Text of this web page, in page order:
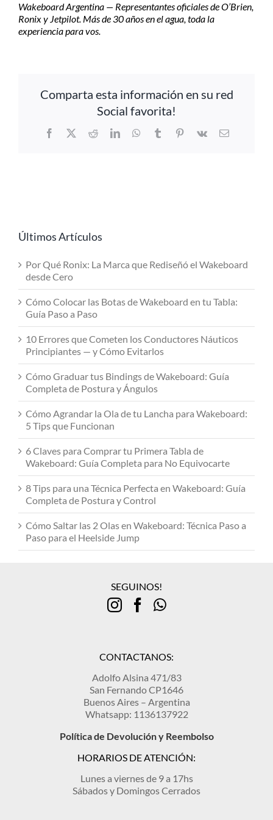
Wakeboard Argentina — Representantes oficiales de O’Brien,
Ronix y Jetpilot. Más de 30 años en el agua, toda la
experiencia para vos.
Comparta esta información en su red
Social favorita!
Facebook
X RedditLinkedInWhatsApp
TumblrPinterest
Vk Email
Últimos Artículos
Por Qué Ronix: La Marca que Rediseñó el Wakeboard
desde Cero
Cómo Colocar las Botas de Wakeboard en tu Tabla:
Guía Paso a Paso
10 Errores que Cometen los Conductores Náuticos
Principiantes — y Cómo Evitarlos
Cómo Graduar tus Bindings de Wakeboard: Guía
Completa de Postura y Ángulos
Cómo Agrandar la Ola de tu Lancha para Wakeboard:
5 Tips que Funcionan
6 Claves para Comprar tu Primera Tabla de
Wakeboard: Guía Completa para No Equivocarte
8 Tips para una Técnica Perfecta en Wakeboard: Guía
Completa de Postura y Control
Cómo Saltar las 2 Olas en Wakeboard: Técnica Paso a
Paso para el Heelside Jump
SEGUINOS!
CONTACTANOS:
Adolfo Alsina 471/83
San Fernando CP1646
Buenos Aires – Argentina
Whatsapp: 1136137922
Política de Devolución y Reembolso
HORARIOS DE ATENCIÓN:
Lunes a viernes de 9 a 17hs
Sábados y Domingos Cerrados